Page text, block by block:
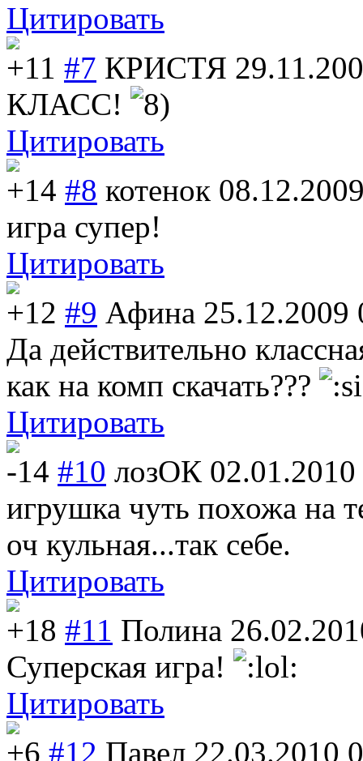
Цитировать
+11 #7 КРИСТЯ
КЛАСС!
Цитировать
+14 #8 котенок
игра супер!
Цитировать
+12 #9 Афина 25.12.2009
Да действительно
как на комп скачать???
Цитировать
-14 #10 лозОК
игрушка чуть похожа на
оч кульная...так себе.
Цитировать
+18 #11 Полина
Суперская игра!
Цитировать
+6 #12 Павел 22.03.2010